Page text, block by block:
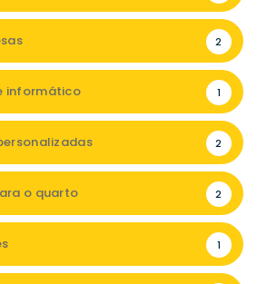
2
informático 1
2
o quarto 2
1